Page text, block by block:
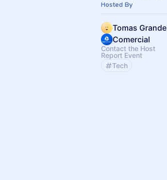
Hosted By
Tomas Grande
Comercial
Contact the Host
Report Event
Tech